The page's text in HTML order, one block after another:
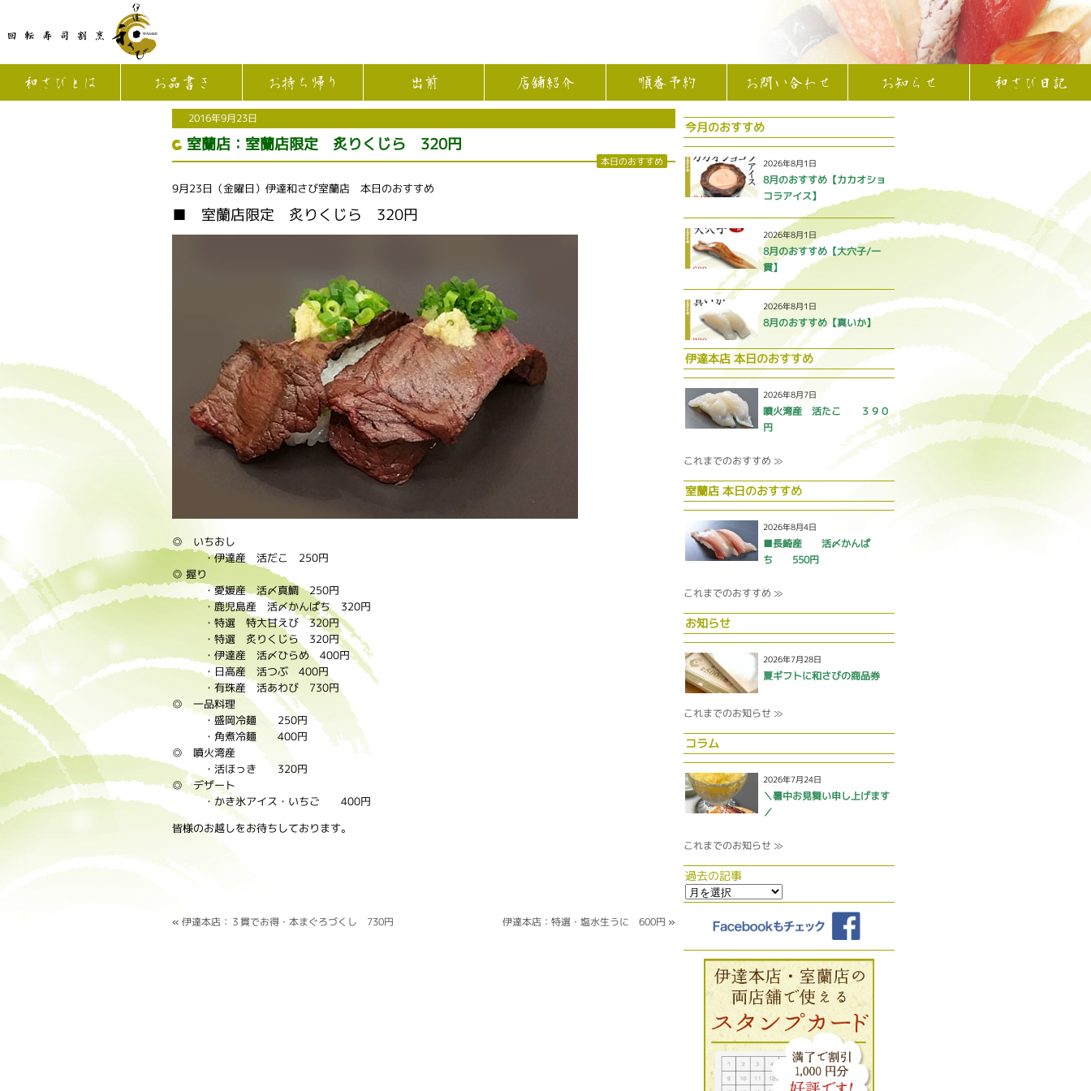
和さびとは お品書き お持ち帰り 出前 店舗紹介 順番予約 お問い合わせ お知らせ 和さび日記
2016年9月23日
室蘭店：室蘭店限定 炙りくじら 320円
本日のおすすめ
9月23日（金曜日）伊達和さび室蘭店 本日のおすすめ
■ 室蘭店限定 炙りくじら 320円
◎ いちおし
・伊達産 活だこ 250円
◎ 握り
・愛媛産 活〆真鯛 250円
・鹿児島産 活〆かんぱち 320円
・特選 特大甘えび 320円
・特選 炙りくじら 320円
・伊達産 活〆ひらめ 400円
・日高産 活つぶ 400円
・有珠産 活あわび 730円
◎ 一品料理
・盛岡冷麺 250円
・角煮冷麺 400円
◎ 噴火湾産
・活ほっき 320円
◎ デザート
・かき氷アイス・いちご 400円
皆様のお越しをお待ちしております。
« 伊達本店：３貫でお得・本まぐろづくし 730円 伊達本店：特選・塩水生うに 600円 »
今月のおすすめ
2026年8月1日
8月のおすすめ【カカオショ
コラアイス】
2026年8月1日
8月のおすすめ【大穴子/一
貫】
2026年8月1日
8月のおすすめ【真いか】
伊達本店 本日のおすすめ
2026年8月7日
噴火湾産 活たこ ３９０
円
これまでのおすすめ ≫
室蘭店 本日のおすすめ
2026年8月4日
■長崎産 活〆かんぱ
ち 550円
これまでのおすすめ ≫
お知らせ
2026年7月28日
夏ギフトに和さびの商品券
これまでのお知らせ ≫
コラム
2026年7月24日
＼暑中お見舞い申し上げます
／
これまでのお知らせ ≫
過去の記事